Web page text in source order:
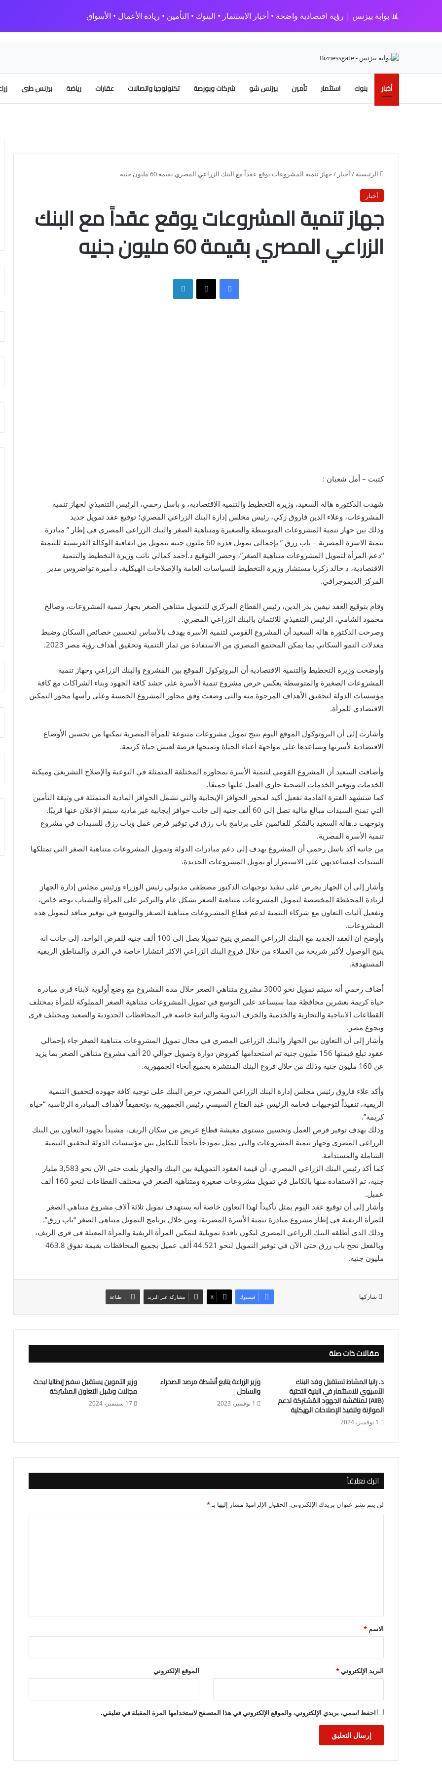
📊 بوابة بيزنس | رؤية اقتصادية واضحة • أخبار الاستثمار • البنوك • التأمين • ريادة الأعمال • الأسواق
أخبار بنوك استثمار تأمين بيزنس شو شركات وبورصة تكنولوجيا واتصالات عقارات رياضة بيزنس طبى
الرئيسية / أخبار / جهاز تنمية المشروعات يوقع عقداً مع البنك الزراعي المصري بقيمة 60 مليون جنيه
أخبار
جهاز تنمية المشروعات يوقع عقداً مع البنك
الزراعي المصري بقيمة 60 مليون جنيه
فيسبوك X
كتبت – أمل شعبان :
شهدت الدكتورة هالة السعيد، وزيرة التخطيط والتنمية الاقتصادية، و باسل رحمي، الرئيس التنفيذي لجهاز تنمية
المشروعات، وعلاء الدين فاروق زكي، رئيس مجلس إدارة البنك الزراعي المصري؛ توقيع عقد تمويل جديد
وذلك بين جهاز تنمية المشروعات المتوسطة والصغيرة ومتناهية الصغر والبنك الزراعي المصري في إطار ” مبادرة
تنمية الاسرة المصرية – باب رزق ” بإجمالي تمويل قدره 60 مليون جنيه بتمويل من اتفاقية الوكالة الفرنسية للتنمية
“دعم المرأة لتمويل المشروعات متناهية الصغر”، وحضر التوقيع د.أحمد كمالي نائب وزيرة التخطيط والتنمية
الاقتصادية، د خالد زكريا مستشار وزيرة التخطيط للسياسات العامة والإصلاحات الهيكلية، د.أميرة تواضروس مدير
المركز الديموجرافي.
وقام بتوقيع العقد نيفين بدر الدين، رئيس القطاع المركزي للتمويل متناهي الصغر بجهاز تنمية المشروعات، وصالح
محمود الشامي، الرئيس التنفيذي للائتمان بالبنك الزراعي المصري.
وصرحت الدكتورة هالة السعيد أن المشروع القومي لتنمية الأسرة يهدف بالأساس لتحسين خصائص السكان وضبط
معدلات النمو السكاني بما يمكن المجتمع المصري من الاستفادة من ثمار التنمية وتحقيق أهداف رؤية مصر 2023.
وأوضحت وزيرة التخطيط والتنمية الاقتصادية أن البروتوكول الموقع بين المشروع والبنك الزراعي وجهاز تنمية
المشروعات الصغيرة والمتوسطة يعكس حرص مشروع تنمية الأسرة على حشد كافة الجهود وبناء الشراكات مع كافة
مؤسسات الدولة لتحقيق الأهداف المرجوة منه والتي وضعت وفق محاور المشروع الخمسة وعلى رأسها محور التمكين
الاقتصادي للمرأة.
وأشارت إلى أن البروتوكول الموقع اليوم يتيح تمويل مشروعات متنوعة للمرأة المصرية تمكنها من تحسين الأوضاع
الاقتصادية لأسرتها وتساعدها على مواجهة أعباء الحياة وتمنحها فرصة لعيش حياة كريمة.
وأضافت السعيد أن المشروع القومي لتنمية الأسرة بمحاوره المختلفة المتمثلة في التوعية والإصلاح التشريعي وميكنة
الخدمات وتوفير الخدمات الصحية جاري العمل عليها جميعًا.
كما ستشهد الفترة القادمة تفعيل أكيد لمحور الحوافز الإيجابية والتي تشمل الحوافز المادية المتمثلة في وثيقة التأمين
التي تمنح السيدات مبالغ مالية تصل إلى 60 ألف جنيه إلى جانب حوافز إيجابية غير مادية سيتم الإعلان عنها قريبًا.
وتوجهت د.هالة السعيد بالشكر للقائمين على برنامج باب رزق في توفير فرص عمل وباب رزق للسيدات في مشروع
تنمية الأسرة المصرية.
من جانبه أكد باسل رحمي أن المشروع يهدف إلى دعم مبادرات الدولة وتمويل المشروعات متناهية الصغر التي تمتلكها
السيدات لمساعدتهن على الاستمرار أو تمويل المشروعات الجديدة.
وأشار إلى أن الجهاز يحرص على تنفيذ توجيهات الدكتور مصطفى مدبولي رئيس الوزراء ورئيس مجلس إدارة الجهاز
لزيادة المحفظة المخصصة لتمويل المشروعات متناهية الصغر بشكل عام والتركيز على المرأة والشباب بوجه خاص،
وتفعيل آليات التعاون مع شركاء التنمية لدعم قطاع المشـروعات متناهية الصـغر والتوسع في توفير منافذ لتمويل هذه
المشروعات.
وأوضح ان العقد الجديد مع البنك الزراعي المصري يتيح تمويلا يصل إلى 100 ألف جنيه للقرض الواحد، إلى جانب انه
يتيح الوصول لأكبر شريحة من العملاء من خلال فروع البنك الزراعي الاكثر انتشارا خاصة في القرى والمناطق الريفية
المستهدفة.
أضاف رحمي أنه سيتم تمويل نحو 3000 مشروع متناهي الصغر خلال مدة المشروع مع وضع أولوية لأبناء قرى مبادرة
حياة كريمة بعشرين محافظة مما سيساعد على التوسع في تمويل المشروعات متناهية الصغر المملوكة للمرأة بمختلف
القطاعات الانتاجية والتجارية والخدمية والحرف اليدوية والتراثية خاصه في المحافظات الحدودية والصعيد ومختلف قرى
ونجوع مصر.
وأشار إلى أن التعاون بين الجهاز والبنك الزراعي المصري في مجال تمويل المشروعات متناهية الصغر جاء بإجمالي
عقود تبلغ قيمتها 156 مليون جنيه تم استخدامها كقروض دوارة وتمويل حوالي 20 ألف مشروع متناهي الصغر بما يزيد
عن 160 مليون جنيه وذلك من خلال فروع البنك المنتشرة بجميع أنحاء الجمهورية.
وأكد علاء فاروق رئيس مجلس إدارة البنك الزراعي المصري، حرص البنك على توجيه كافة جهوده لتحقيق التنمية
الريفية، تنفيذاً لتوجيهات فخامة الرئيس عبد الفتاح السيسي رئيس الجمهورية ،وتحقيقاً لأهداف المبادرة الرئاسية “حياة
كريمة”.
وذلك بهدف توفير فرص العمل وتحسين مستوى معيشة قطاع عريض من سكان الريف، مشيداً بجهود التعاون بين البنك
الزراعي المصري وجهاز تنمية المشروعات والتي تمثل نموذجاً ناجحاً للتكامل بين مؤسسات الدولة لتحقيق التنمية
الشاملة والمستدامة.
كما أكد رئيس البنك الزراعي المصري، أن قيمة العقود التمويلية بين البنك والجهاز بلغت حتى الآن نحو 3,583 مليار
جنيه، تم الاستفادة منها بالكامل في تمويل مشروعات صغيرة ومتناهية الصغر في مختلف القطاعات لنحو 160 ألف
عميل.
وأشار إلى أن توقيع عقد اليوم يمثل تأكيداً لهذا التعاون خاصة أنه يستهدف تمويل ثلاثة آلاف مشروع متناهي الصغر
للمرأة الريفية في إطار مشروع مبادرة تنمية الأسرة المصرية، ومن خلال برنامج التمويل متناهي الصغر “باب رزق”.
وذلك الذي أطلقه البنك الزراعي المصري ليكون نافذة تمويلية لتمكين المرأة الريفية والمرأة المعيلة في قرى الريف،
وبالفعل نجح باب رزق حتى الآن في توفير التمويل لنحو 44.521 ألف عميل بجميع المحافظات بقيمة تفوق 463.8
مليون جنيه.
شاركها فيسبوك X مشاركة عبر البريد طباعة
مقالات ذات صلة
د. رانيا المشاط تستقبل وفد البنك
الآسيوي للاستثمار في البنية التحتية
(AIIB) لمناقشة الجهود المُشتركة لدعم
الموازنة وتنفيذ الإصلاحات الهيكلية
1 نوفمبر، 2024
وزير الزراعة يتابع أنشطة مرصد الصحراء
والساحل
1 نوفمبر، 2023
وزير التموين يستقبل سفير إيطاليا لبحث
مجالات وسُبل التعاون المشتركة
17 سبتمبر، 2024
اترك تعليقاً
لن يتم نشر عنوان بريدك الإلكتروني. الحقول الإلزامية مشار إليها بـ*
*
الاسم *
البريد الإلكتروني* الموقع الإلكتروني
احفظ اسمي، بريدي الإلكتروني، والموقع الإلكتروني في هذا المتصفح لاستخدامها المرة المقبلة في تعليقي.